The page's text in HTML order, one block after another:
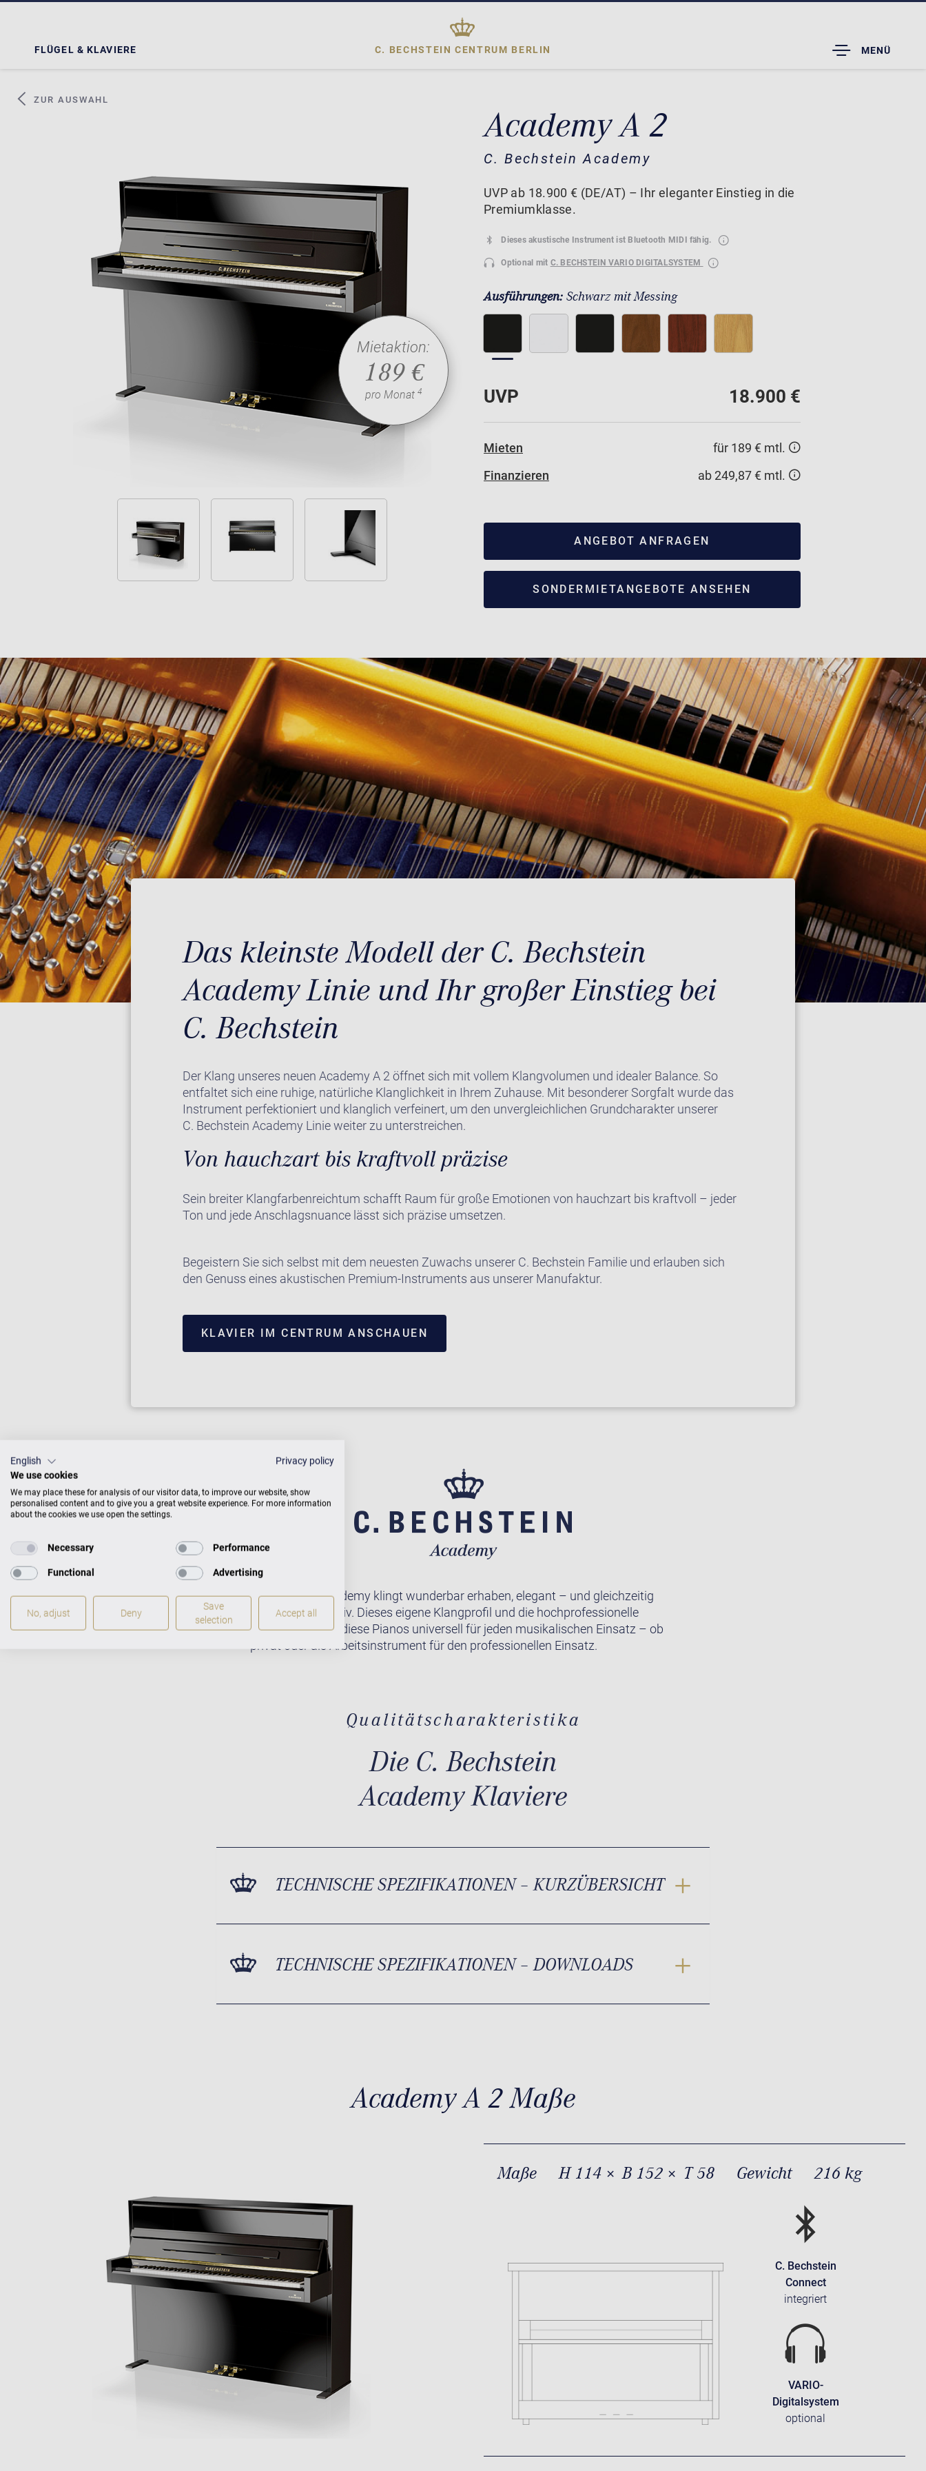
FLÜGEL & KLAVIERE C. BECHSTEIN CENTRUM BERLIN
TOGGLE
DROPDOWN
MENÜ
ZUR AUSWAHL
Mietaktion:
189 €
pro Monat 4
Academy A 2
C. Bechstein Academy
UVP ab 18.900 € (DE/AT) – Ihr eleganter Einstieg in die
Premiumklasse.
Dieses akustische Instrument ist Bluetooth MIDI fähig.
Optional mit C. BECHSTEIN VARIO DIGITALSYSTEM
Ausführungen: Schwarz mit Messing
UVP 18.900 €
Mieten
für 189 € mtl.
Finanzieren
ab 249,87 € mtl.
ANGEBOT ANFRAGEN
SONDERMIETANGEBOTE ANSEHEN
Das kleinste Modell der C. Bechstein
Academy Linie und Ihr großer Einstieg bei
C. Bechstein
Der Klang unseres neuen Academy A 2 öffnet sich mit vollem Klangvolumen und idealer Balance. So
entfaltet sich eine ruhige, natürliche Klanglichkeit in Ihrem Zuhause. Mit besonderer Sorgfalt wurde das
Instrument perfektioniert und klanglich verfeinert, um den unvergleichlichen Grundcharakter unserer
C. Bechstein Academy Linie weiter zu unterstreichen.
Von hauchzart bis kraftvoll präzise
Sein breiter Klangfarbenreichtum schafft Raum für große Emotionen von hauchzart bis kraftvoll – jeder
Ton und jede Anschlagsnuance lässt sich präzise umsetzen.
Begeistern Sie sich selbst mit dem neuesten Zuwachs unserer C. Bechstein Familie und erlauben sich
den Genuss eines akustischen Premium-Instruments aus unserer Manufaktur.
KLAVIER IM CENTRUM ANSCHAUEN
C. Bechstein Academy klingt wunderbar erhaben, elegant – und gleichzeitig
frisch und impulsiv. Dieses eigene Klangprofil und die hochprofessionelle
Spielart machen diese Pianos universell für jeden musikalischen Einsatz – ob
privat oder als Arbeitsinstrument für den professionellen Einsatz.
Qualitätscharakteristika
Die C. Bechstein
Academy Klaviere
TECHNISCHE SPEZIFIKATIONEN – KURZÜBERSICHT
TECHNISCHE SPEZIFIKATIONEN – DOWNLOADS
Academy A 2 Maße
Maße H 114 × B 152 × T 58 Gewicht 216 kg
C. Bechstein
Connect
integriert
VARIO-
Digitalsystem
optional
English
Privacy policy
We use cookies
We may place these for analysis of our visitor data, to improve our website, show
personalised content and to give you a great website experience. For more information
about the cookies we use open the settings.
Necessary Performance
Functional Advertising
No, adjust Deny
Save
selection
Accept all